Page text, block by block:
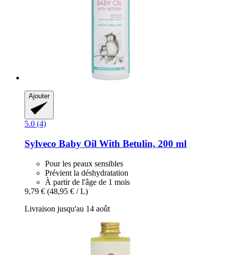
Ajouter
5.0 (4)
Sylveco Baby Oil With Betulin, 200 ml
Pour les peaux sensibles
Prévient la déshydratation
À partir de l'âge de 1 mois
9,79 € (48,95 € / L)
Livraison jusqu'au 14 août